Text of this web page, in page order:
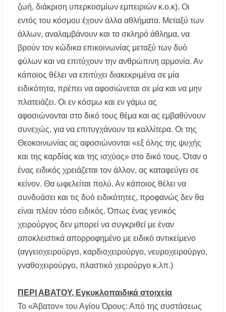
ζωή, διάκριση υπερκοσμίων εμπειριών κ.ο.κ). Οι
εντός του κόσμου έχουν άλλα αθλήματα. Μεταξύ των
άλλων, αναλαμβάνουν και το σκληρό άθλημα, να
βρούν τον κώδικα επικοινωνίας μεταξύ των δυό
φύλων και να επιτύχουν την ανθρώπινη αρμονία. Αν
κάποιος θέλει να επιτύχει διακεκριμένα σε μία
ειδικότητα, πρέπει να αφοσιώνεται σε μία και να μην
πλατειάζει. Οι εν κόσμω και εν γάμω ας
αφοσιώνονται στο δικό τους θέμα και ας εμβαθύνουν
συνεχώς, για να επιτυγχάνουν τα καλλίτερα. Οι της
Θεοκοινωνίας ας αφοσιώνονται «εξ όλης της ψυχής
και της καρδίας και της ισχύος» στο δικό τους. Όταν ο
ένας ειδικός χρειάζεται τον άλλον, ας καταφεύγει σε
κείνον. Θα ωφελείται πολύ. Αν κάποιος θέλει να
συνδυάσει και τις δυό ειδικότητες, προφανώς δεν θα
είναι πλέον τόσο ειδικός. Όπως ένας γενικός
χειρούργος δεν μπορεί να συγκριθεί με έναν
αποκλειστικά απορροφημένο με ειδικό αντικείμενο
(αγγειοχειρούργο, καρδιοχειρούργο, νευροχειρούργο,
γναθοχειρούργο, πλαστικό χειρούργο κ.λπ.)
ΠΕΡΙ ΑΒΑΤΟΥ, Εγκυκλοπαιδικά στοιχεία
Το «Άβατoν» του Αγίου Όρους: Από της συστάσεως